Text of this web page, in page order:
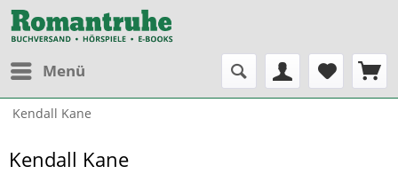
Menü
Kendall Kane
Kendall Kane